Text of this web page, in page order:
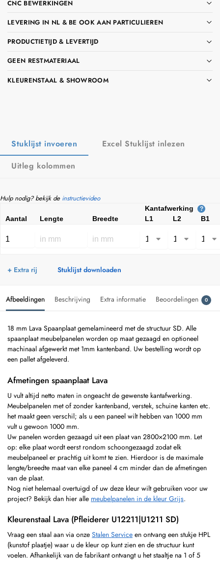
CNC BEWERKINGEN
LEVERING IN NL & BE OOK AAN PARTICULIEREN
PRODUCTIETIJD & LEVERTIJD
GEEN RESTMATERIAAL
KLEURENSTAAL & SHOWROOM
Stuklijst invoeren
Excel Stuklijst inlezen
Uitleg kolommen
Hulp nodig? bekijk de instructievideo
Kantafwerking ?
Aantal Lengte Breedte L1 L2 B1
+ Extra rij Stuklijst downloaden
Afbeeldingen Beschrijving Extra informatie Beoordelingen 0
18 mm Lava Spaanplaat gemelamineerd met de structuur SD. Alle
spaanplaat meubelpanelen worden op maat gezaagd en optioneel
machinaal afgewerkt met 1mm kantenband. Uw bestelling wordt op
een pallet afgeleverd.
Afmetingen spaanplaat Lava
U vult altijd netto maten in ongeacht de gewenste kantafwerking.
Meubelpanelen met of zonder kantenband, verstek, schuine kanten etc.
het maakt geen verschil; als u een paneel wilt hebben van 1000 mm
vult u gewoon 1000 mm.
Uw panelen worden gezaagd uit een plaat van 2800×2100 mm. Let
op: elke plaat wordt eerst rondom schoongezaagd zodat elk
meubelpaneel er prachtig uit komt te zien. Hierdoor is de maximale
lengte/breedte maat van elke paneel 4 cm minder dan de afmetingen
van de plaat.
Nog niet helemaal overtuigd of uw deze kleur wilt gebruiken voor uw
project? Bekijk dan hier alle meubelpanelen in de kleur Grijs.
Kleurenstaal Lava (Pfleiderer U12211|U1211 SD)
Vraag een staal aan via onze Stalen Service en ontvang een stukje HPL
(kunstof plaatje) waar u de kleur op kunt zien en de structuur kunt
voelen. Afhankelijk van de fabrikant ontvangt u het staaltje na 1 of 5